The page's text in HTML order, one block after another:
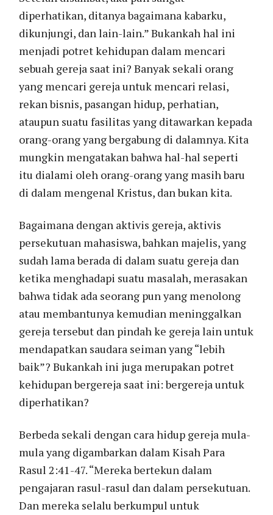
diperhatikan, ditanya bagaimana kabarku,
dikunjungi, dan lain-lain.” Bukankah hal ini
menjadi potret kehidupan dalam mencari
sebuah gereja saat ini? Banyak sekali orang
yang mencari gereja untuk mencari relasi,
rekan bisnis, pasangan hidup, perhatian,
ataupun suatu fasilitas yang ditawarkan kepada
orang-orang yang bergabung di dalamnya. Kita
mungkin mengatakan bahwa hal-hal seperti
itu dialami oleh orang-orang yang masih baru
di dalam mengenal Kristus, dan bukan kita.
Bagaimana dengan aktivis gereja, aktivis
persekutuan mahasiswa, bahkan majelis, yang
sudah lama berada di dalam suatu gereja dan
ketika menghadapi suatu masalah, merasakan
bahwa tidak ada seorang pun yang menolong
atau membantunya kemudian meninggalkan
gereja tersebut dan pindah ke gereja lain untuk
mendapatkan saudara seiman yang “lebih
baik”? Bukankah ini juga merupakan potret
kehidupan bergereja saat ini: bergereja untuk
diperhatikan?
Berbeda sekali dengan cara hidup gereja mula-
mula yang digambarkan dalam Kisah Para
Rasul 2:41-47. “Mereka bertekun dalam
pengajaran rasul-rasul dan dalam persekutuan.
Dan mereka selalu berkumpul untuk